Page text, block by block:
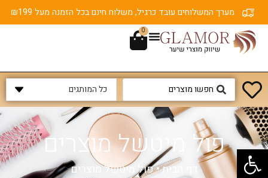
פתח סרגל נגישות
מערך המשלוחים עובד כרגיל, משלוח חינם בכל הזמנה מעל ₪199
0
פול מיטשל מוצרים
דף הבית•פול מיטשל מוצרים